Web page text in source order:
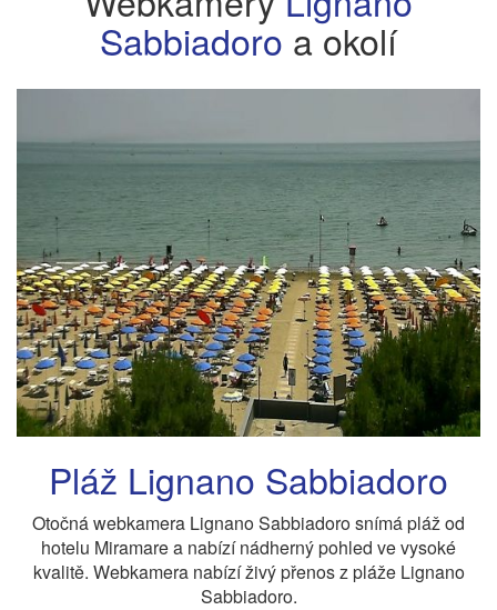
Sabbiadoro a okolí
Pláž Lignano Sabbiadoro
Otočná webkamera Lignano Sabbiadoro snímá pláž od
hotelu Miramare a nabízí nádherný pohled ve vysoké
kvalitě. Webkamera nabízí živý přenos z pláže Lignano
Sabbiadoro.